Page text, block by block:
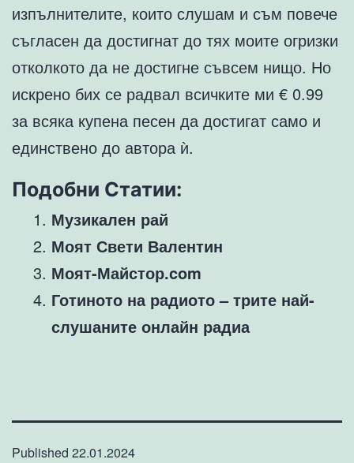
изпълнителите, които слушам и съм повече
съгласен да достигнат до тях моите огризки
отколкото да не достигне съвсем нищо. Но
искрено бих се радвал всичките ми € 0.99
за всяка купена песен да достигат само и
единствено до автора ѝ.
Подобни Статии:
Музикален рай
Моят Свети Валентин
Моят-Майстор.com
Готиното на радиото – трите най-
слушаните онлайн радиа
Published 22.01.2024